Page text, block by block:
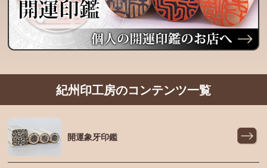
紀州印工房のコンテンツ一覧
開運象牙印鑑